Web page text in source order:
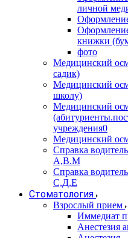
личной
книжки
фото
Медицинский
садик)
Медицинский
школу)
Медицинский
учреждения0
Медицинский
Справка
А,В.М
Справка
С,Д,Е
Стоматология
Взрослый прием
Иммедиат
Анестезия